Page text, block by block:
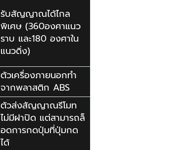
รับสัญญาณได้ไกล
พิเศษ (360องศาแนว
ราบ และ180 องศาใน
แนวดิ่ง)
ตัวเครื่องภายนอกทำ
จากพลาสติก ABS
ตัวส่งสัญญาณรีโมท
ไม่มีฝาปิด แต่สามารถล็
อดการกดปุ่มที่ปุ่มกด
ได้